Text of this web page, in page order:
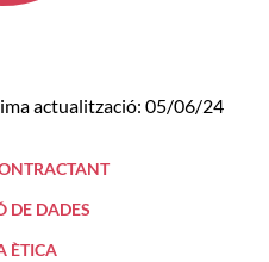
actualització: 05/06/24
DE DADES
ÈTICA